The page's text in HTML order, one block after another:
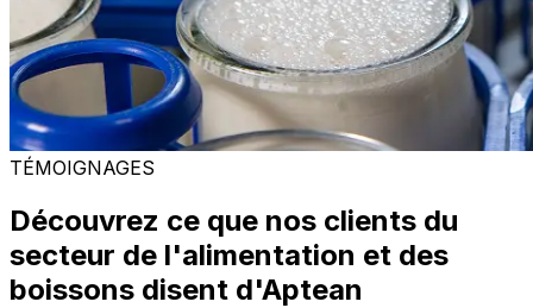
TÉMOIGNAGES
Découvrez ce que nos clients du
secteur de l'alimentation et des
boissons disent d'Aptean